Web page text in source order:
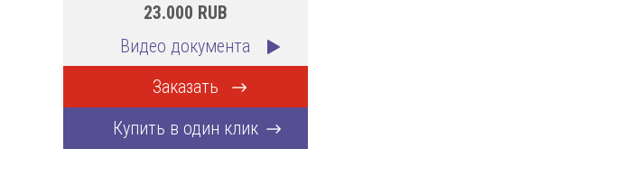
23.000 RUB
Видео документа
Заказать
Купить в один клик